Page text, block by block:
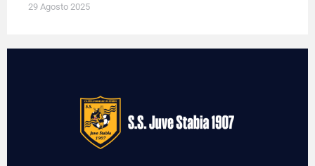
29 Agosto 2025